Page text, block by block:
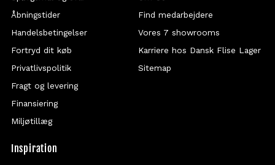
Åbningstider
Handelsbetingelser
Fortryd dit køb
Privatlivspolitik
Fragt og levering
Finansiering
Miljøtillæg
Find medarbejdere
Vores 7 showrooms
Karriere hos Dansk Flise Lager
Sitemap
Inspiration